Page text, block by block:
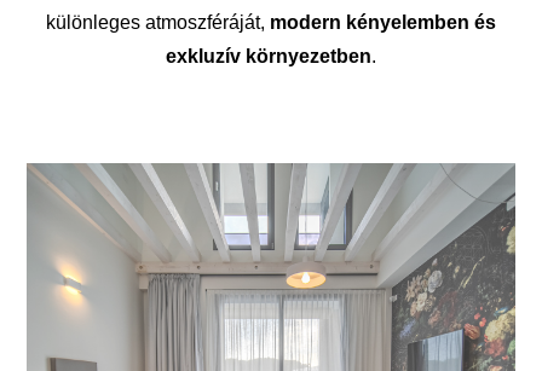
különleges atmoszféráját, modern kényelemben és
exkluzív környezetben.